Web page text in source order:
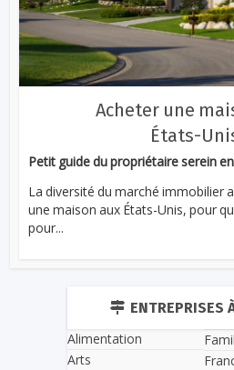
Acheter une
États-
Petit guide du propriétaire serein
La diversité du marché immobilier
une maison aux États-Unis, pour
pour...
ENTREPRISES
Alimentation
Arts